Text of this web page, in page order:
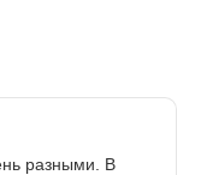
разными. В